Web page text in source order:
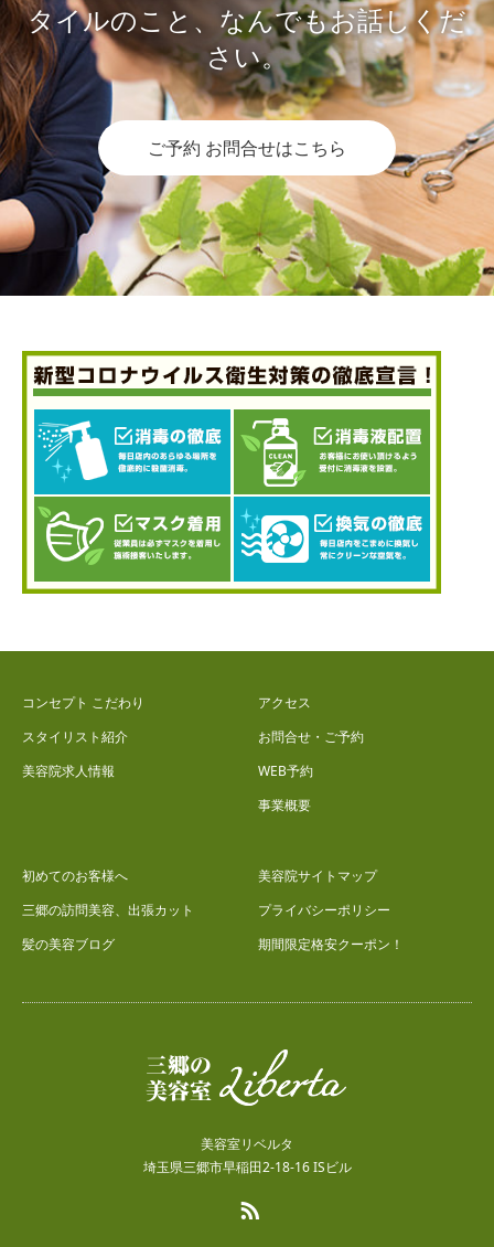
タイルのこと、なんでもお話しくだ
さい。
ご予約 お問合せはこちら
コンセプト こだわり
スタイリスト紹介
美容院求人情報
アクセス
お問合せ・ご予約
WEB予約
事業概要
初めてのお客様へ
三郷の訪問美容、出張カット
髪の美容ブログ
美容院サイトマップ
プライバシーポリシー
期間限定格安クーポン！
美容室リベルタ
埼玉県三郷市早稲田2-18-16 ISビル